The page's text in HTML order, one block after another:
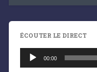
ÉCOUTER LE DIRECT
audio
00:00